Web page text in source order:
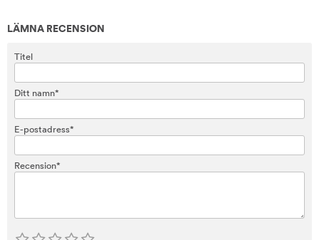
LÄMNA RECENSION
Titel
Ditt namn*
E-postadress*
Recension*